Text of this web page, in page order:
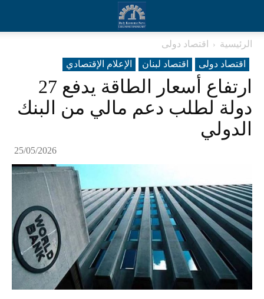
الرئيسية
اقتصاد دولی
اقتصاد دولی
اقتصاد لبنان الإعلام الإقتصادي
ارتفاع أسعار الطاقة يدفع 27
دولة لطلب دعم مالي من البنك
الدولي
25/05/2026